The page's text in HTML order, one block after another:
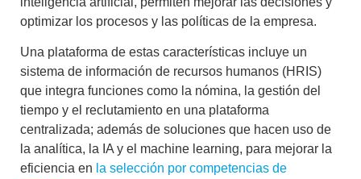
optimizar los procesos y las políticas de la empresa.
Una plataforma de estas características incluye un
sistema de información de recursos humanos (HRIS)
que integra funciones como la nómina, la gestión del
tiempo y el reclutamiento en una plataforma
centralizada; además de soluciones que hacen uso de
la analítica, la IA y el machine learning, para mejorar la
eficiencia en la selección por competencias de